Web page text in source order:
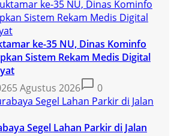
ke-35 NU, Dinas Kominfo
Sistem Rekam Medis Digital
5 Agustus 2026 0
Segel Lahan Parkir di Jalan